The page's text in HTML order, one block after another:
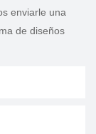
enviarle una
de diseños